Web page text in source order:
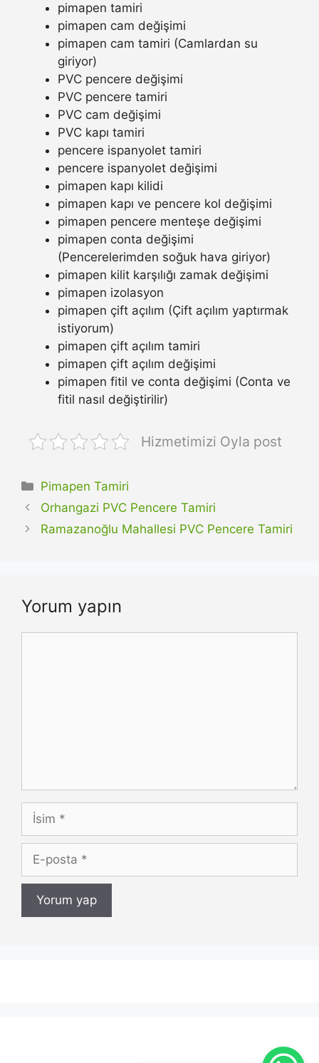
pimapen tamiri
pimapen cam değişimi
pimapen cam tamiri (Camlardan su
giriyor)
PVC pencere değişimi
PVC pencere tamiri
PVC cam değişimi
PVC kapı tamiri
pencere ispanyolet tamiri
pencere ispanyolet değişimi
pimapen kapı kilidi
pimapen kapı ve pencere kol değişimi
pimapen pencere menteşe değişimi
pimapen conta değişimi
(Pencerelerimden soğuk hava giriyor)
pimapen kilit karşılığı zamak değişimi
pimapen izolasyon
pimapen çift açılım (Çift açılım yaptırmak
istiyorum)
pimapen çift açılım tamiri
pimapen çift açılım değişimi
pimapen fitil ve conta değişimi (Conta ve
fitil nasıl değiştirilir)
Hizmetimizi Oyla post
Kategoriler
Pimapen Tamiri
Orhangazi PVC Pencere Tamiri
Ramazanoğlu Mahallesi PVC Pencere Tamiri
Yorum yapın
İsim
posta